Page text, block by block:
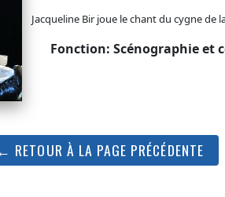
Jacqueline Bir joue le chant du cygne de
Fonction: Scénographie et
RETOUR À LA PAGE PRÉCÉDENTE